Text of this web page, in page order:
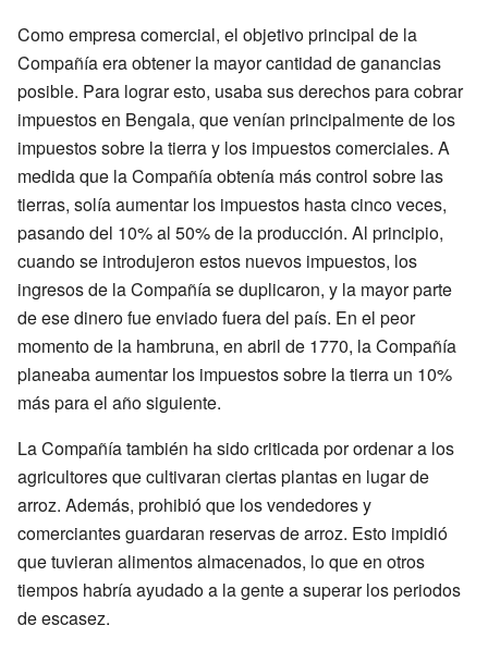
Como empresa comercial, el objetivo principal de la
Compañía era obtener la mayor cantidad de ganancias
posible. Para lograr esto, usaba sus derechos para cobrar
impuestos en Bengala, que venían principalmente de los
impuestos sobre la tierra y los impuestos comerciales. A
medida que la Compañía obtenía más control sobre las
tierras, solía aumentar los impuestos hasta cinco veces,
pasando del 10% al 50% de la producción. Al principio,
cuando se introdujeron estos nuevos impuestos, los
ingresos de la Compañía se duplicaron, y la mayor parte
de ese dinero fue enviado fuera del país. En el peor
momento de la hambruna, en abril de 1770, la Compañía
planeaba aumentar los impuestos sobre la tierra un 10%
más para el año siguiente.
La Compañía también ha sido criticada por ordenar a los
agricultores que cultivaran ciertas plantas en lugar de
arroz. Además, prohibió que los vendedores y
comerciantes guardaran reservas de arroz. Esto impidió
que tuvieran alimentos almacenados, lo que en otros
tiempos habría ayudado a la gente a superar los periodos
de escasez.